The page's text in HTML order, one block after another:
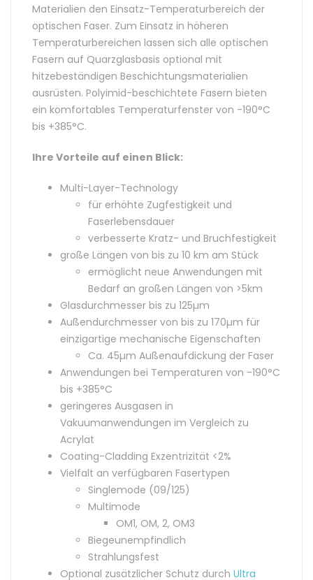
Materialien den Einsatz-Temperaturbereich der
optischen Faser. Zum Einsatz in höheren
Temperaturbereichen lassen sich alle optischen
Fasern auf Quarzglasbasis optional mit
hitzebeständigen Beschichtungsmaterialien
ausrüsten. Polyimid-beschichtete Fasern bieten
ein komfortables Temperaturfenster von -190°C
bis +385°C.
Ihre Vorteile auf einen Blick:
Multi-Layer-Technology
für erhöhte Zugfestigkeit und
Faserlebensdauer
verbesserte Kratz- und Bruchfestigkeit
große Längen von bis zu 10 km am Stück
ermöglicht neue Anwendungen mit
Bedarf an großen Längen von >5km
Glasdurchmesser bis zu 125µm
Außendurchmesser von bis zu 170µm für
einzigartige mechanische Eigenschaften
Ca. 45µm Außenaufdickung der Faser
Anwendungen bei Temperaturen von -190°C
bis +385°C
geringeres Ausgasen in
Vakuumanwendungen im Vergleich zu
Acrylat
Coating-Cladding Exzentrizität <2%
Vielfalt an verfügbaren Fasertypen
Singlemode (09/125)
Multimode
OM1, OM, 2, OM3
Biegeunempfindlich
Strahlungsfest
Optional zusätzlicher Schutz durch Ultra